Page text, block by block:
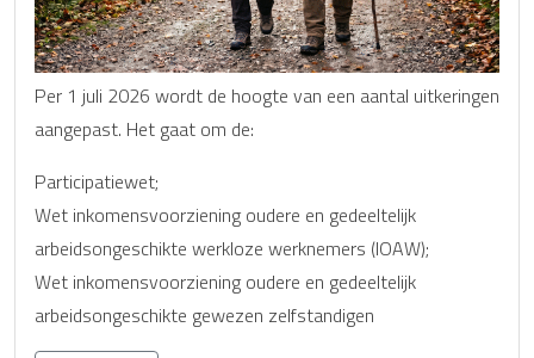
Per 1 juli 2026 wordt de hoogte van een aantal uitkeringen
aangepast. Het gaat om de:
Participatiewet;
Wet inkomensvoorziening oudere en gedeeltelijk
arbeidsongeschikte werkloze werknemers (IOAW);
Wet inkomensvoorziening oudere en gedeeltelijk
arbeidsongeschikte gewezen zelfstandigen